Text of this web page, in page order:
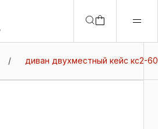
/ диван двухместный кейс кс2-60